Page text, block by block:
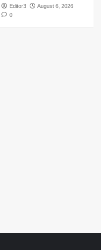
Editor3
August 6, 2026
0